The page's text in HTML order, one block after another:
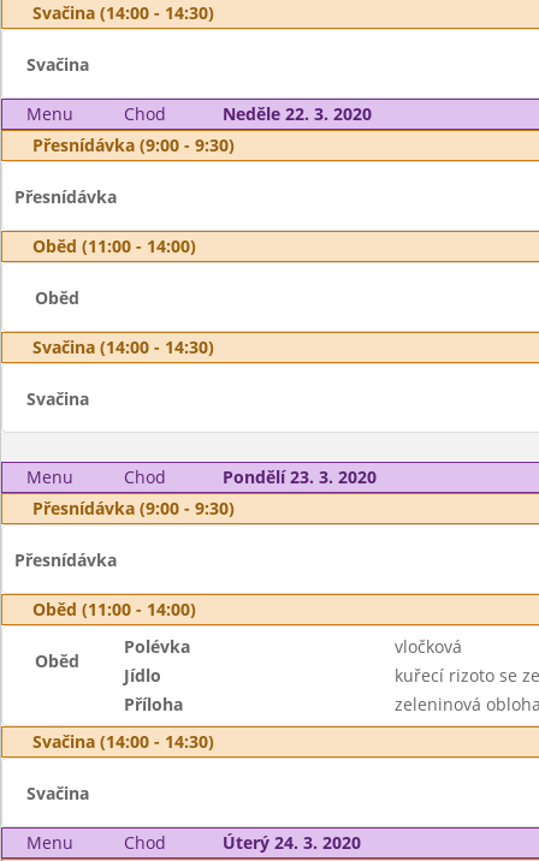
Svačina (14:00 - 14:30)
Svačina
Menu Chod
Neděle 22. 3. 2020
Přesnídávka (9:00 - 9:30)
Přesnídávka
Oběd (11:00 - 14:00)
Oběd
Svačina (14:00 - 14:30)
Svačina
Menu Chod
Pondělí 23. 3. 2020
Přesnídávka (9:00 - 9:30)
Přesnídávka
Oběd (11:00 - 14:00)
Oběd
Polévka
vločková
Jídlo
kuřecí rizoto se
Příloha
zeleninová
Svačina (14:00 - 14:30)
Svačina
Menu Chod
Úterý 24. 3. 2020